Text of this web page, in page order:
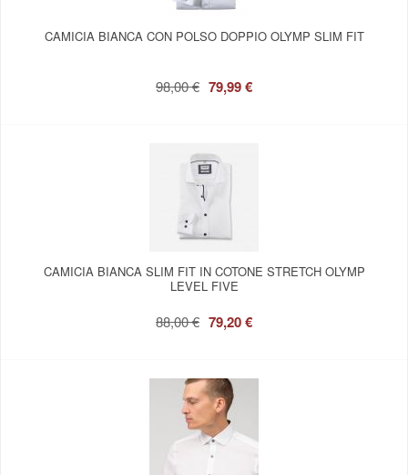
CAMICIA BIANCA CON POLSO DOPPIO OLYMP SLIM FIT
98,00 € 79,99 €
CAMICIA BIANCA SLIM FIT IN COTONE STRETCH OLYMP
LEVEL FIVE
88,00 € 79,20 €